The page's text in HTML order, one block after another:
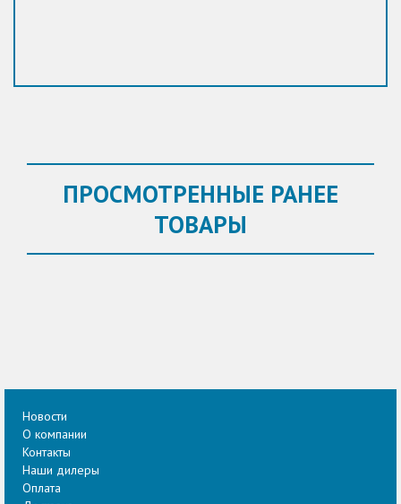
ПРОСМОТРЕННЫЕ РАНЕЕ
ТОВАРЫ
Новости
О компании
Контакты
Наши дилеры
Оплата